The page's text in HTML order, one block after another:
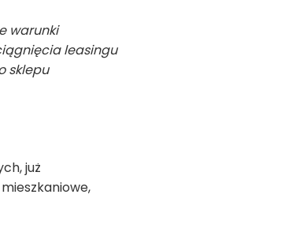
warunki
leasingu
sklepu
już